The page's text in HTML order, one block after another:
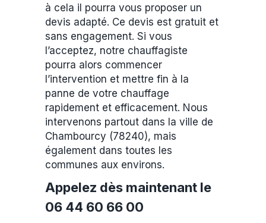
à cela il pourra vous proposer un
devis adapté. Ce devis est gratuit et
sans engagement. Si vous
l’acceptez, notre chauffagiste
pourra alors commencer
l’intervention et mettre fin à la
panne de votre chauffage
rapidement et efficacement. Nous
intervenons partout dans la ville de
Chambourcy (78240), mais
également dans toutes les
communes aux environs.
Appelez dès maintenant le
06 44 60 66 00